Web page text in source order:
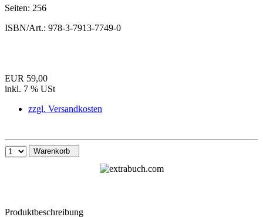
Seiten: 256
ISBN/Art.: 978-3-7913-7749-0
EUR 59,00
inkl. 7 % USt
zzgl. Versandkosten
Warenkorb
Produktbeschreibung